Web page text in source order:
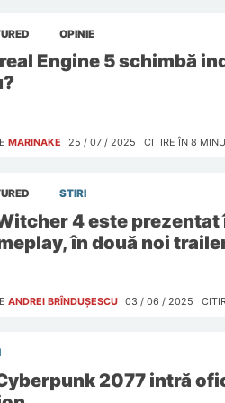
OPINIE
Engine 5 schimbă
MARINAKE 25 / 07 / 2025 CITIRE ÎN 8
STIRI
4 este prezentat
în două noi
ANDREI BRÎNDUȘESCU 03 / 06 / 2025
2077 intră